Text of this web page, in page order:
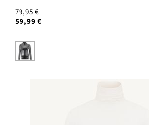
79,95 €
59,99 €